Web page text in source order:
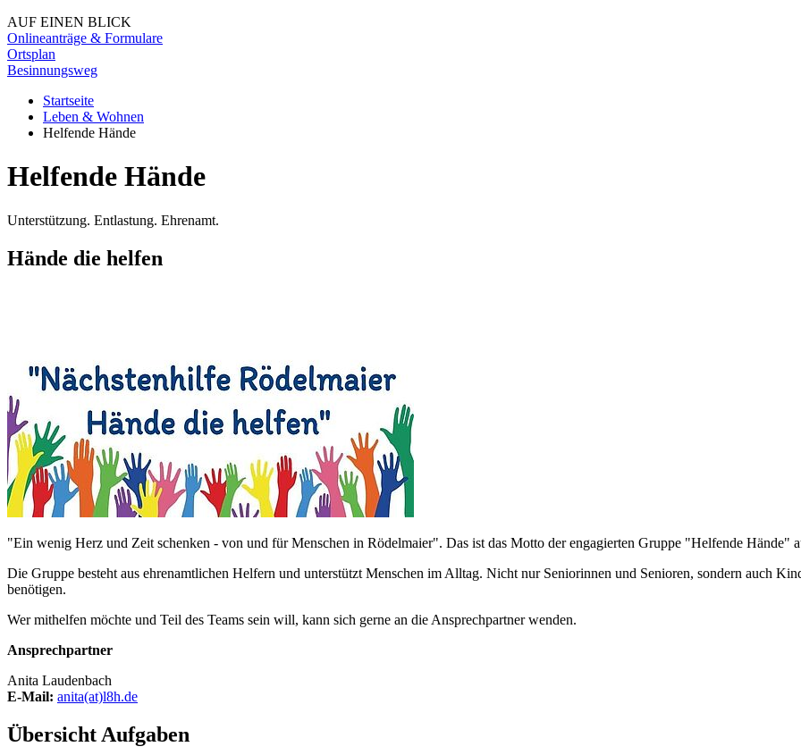
AUF EINEN BLICK
Onlineanträge & Formulare
Ortsplan
Besinnungsweg
Startseite
Leben & Wohnen
Helfende Hände
Helfende Hände
Unterstützung. Entlastung. Ehrenamt.
Hände die helfen
"Ein wenig Herz und Zeit schenken - von und für Menschen in Rödelmaier". Das ist das Motto der engagierten Gruppe "Helfende Hände"
Die Gruppe besteht aus ehrenamtlichen Helfern und unterstützt Menschen im Alltag. Nicht nur Seniorinnen und Senioren, sondern auch
benötigen.
Wer mithelfen möchte und Teil des Teams sein will, kann sich gerne an die Ansprechpartner wenden.
Ansprechpartner
Anita Laudenbach
E-Mail: anita(at)l8h.de
Übersicht Aufgaben